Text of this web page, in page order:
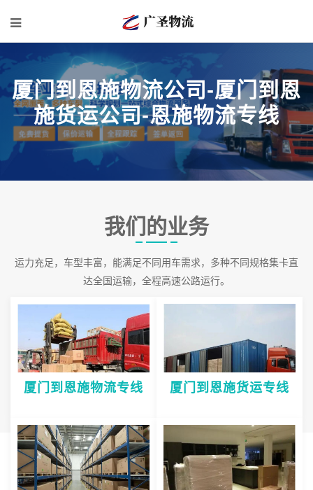
厦门到恩施物流公司-厦门到恩
施货运公司-恩施物流专线
我们的业务
运力充足，车型丰富，能满足不同用车需求，多种不同规格集卡直
达全国运输，全程高速公路运行。
厦门到恩施物流专线 厦门到恩施货运专线